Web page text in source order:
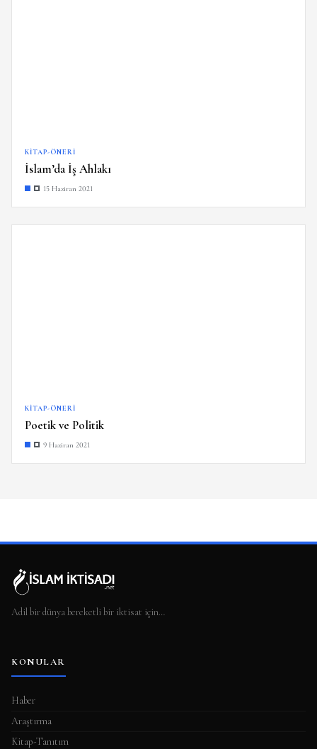
KITAP-ÖNERI
İslam’da İş Ahlakı
15 Haziran 2021
KITAP-ÖNERI
Poetik ve Politik
9 Haziran 2021
Adil bir dünya bereketli bir iktisat için…
KONULAR
Haber
Araştırma
Kitap-Tanıtım